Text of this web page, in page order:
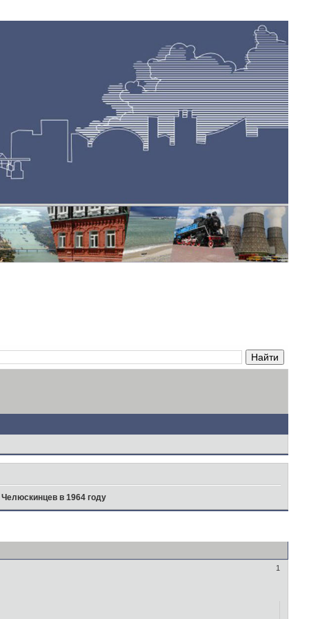
в 1964 году
1